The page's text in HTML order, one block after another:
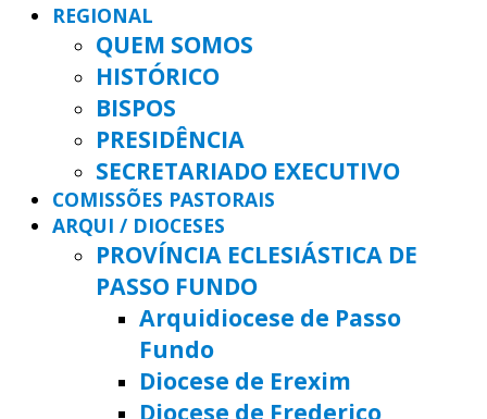
REGIONAL
QUEM SOMOS
HISTÓRICO
BISPOS
PRESIDÊNCIA
SECRETARIADO EXECUTIVO
COMISSÕES PASTORAIS
ARQUI / DIOCESES
PROVÍNCIA ECLESIÁSTICA DE
PASSO FUNDO
Arquidiocese de Passo
Fundo
Diocese de Erexim
Diocese de Frederico